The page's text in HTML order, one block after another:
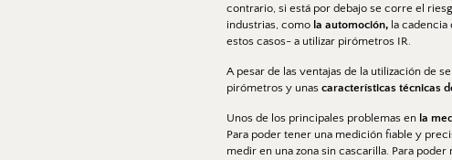
contrario, si está por debajo se corre el
industrias, como la automoción, la
estos casos- a utilizar pirómetros IR.
A pesar de las ventajas de la utilización de
pirómetros y unas características técnicas
Unos de los principales problemas en la
Para poder tener una medición fiable y
medir en una zona sin cascarilla. Para